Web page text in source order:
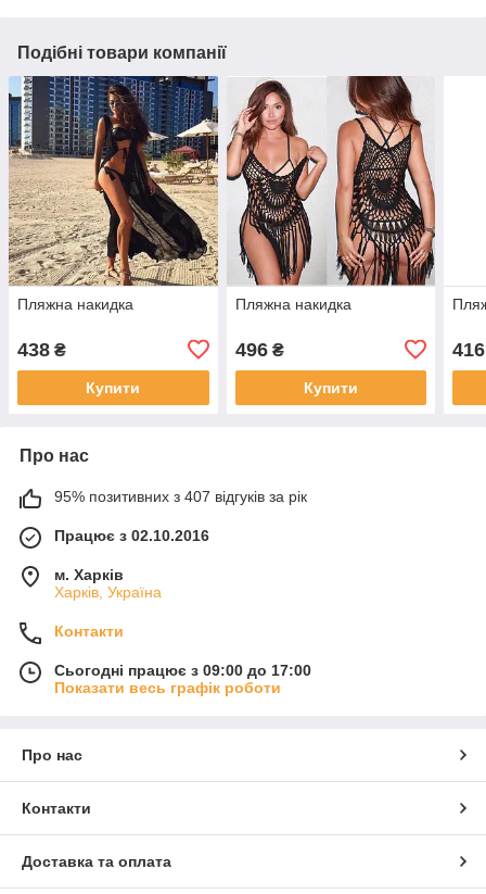
Подібні товари компанії
Пляжна накидка
438 ₴
Купити
Пляжна накидка
496₴
Купити
416
Про нас
95% позитивних з 407 відгуків за рік
Працює з 02.10.2016
м. Харків
Харків, Україна
Контакти
Сьогодні працює з 09:00 до 17:00
Показати весь графік роботи
Про нас
Контакти
Доставка та оплата